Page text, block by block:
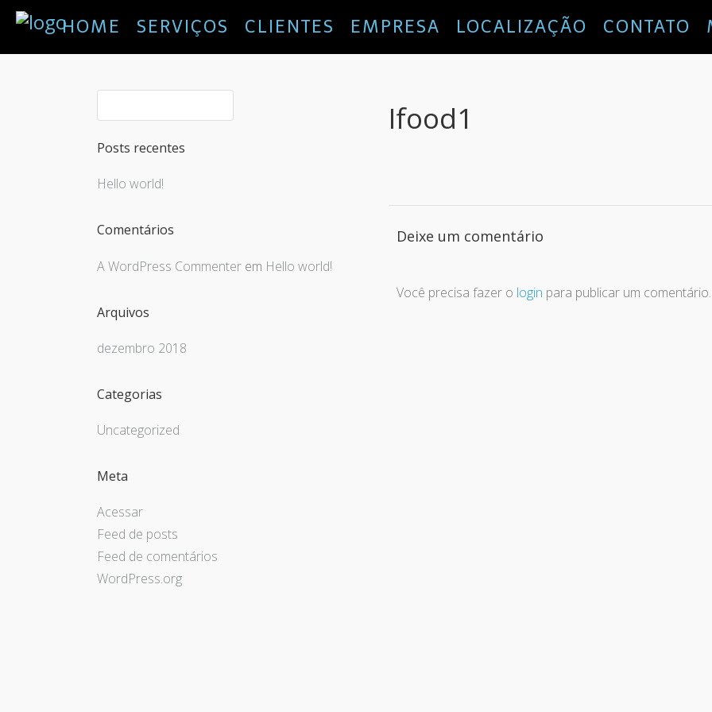
HOME SERVIÇOS CLIENTES EMPRESA LOCALIZAÇÃO CONTATO
Ifood1
Deixe um comentário
Você precisa fazer o login para publicar um comentário.
Posts recentes
Hello world!
Comentários
A WordPress Commenter em Hello world!
Arquivos
dezembro 2018
Categorias
Uncategorized
Meta
Acessar
Feed de posts
Feed de comentários
WordPress.org